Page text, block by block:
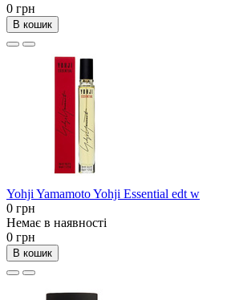
0 грн
В кошик
Yohji Yamamoto Yohji Essential edt w
0 грн
Немає в наявності
0 грн
В кошик